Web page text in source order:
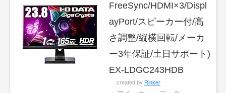
FreeSync/HDMI×3/Displ
ayPort/スピーカー付/高
さ調整/縦横回転/メーカ
ー3年保証/土日サポート)
EX-LDGC243HDB
created by Rinker